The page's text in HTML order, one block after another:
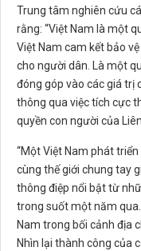
Trung tâm nghiên cứu
rằng: “Việt Nam là một
Việt Nam cam kết bảo
cho người dân. Là một
đóng góp vào các giá trị
thông qua việc tích cực
quyền con người của
“Một Việt Nam phát
cùng thế giới chung tay
thông điệp nổi bật từ
trong suốt một năm
Nam trong bối cảnh địa
Nhìn lại thành công của